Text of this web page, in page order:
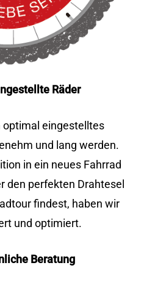
Räder
optimal eingestelltes
und lang werden.
in ein neues Fahrrad
den perfekten Drahtesel
findest, haben wir
und optimiert.
Beratung